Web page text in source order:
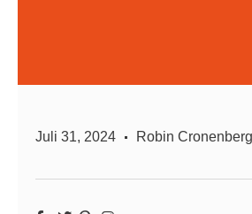
Juli 31, 2024 Robin Cronenberg